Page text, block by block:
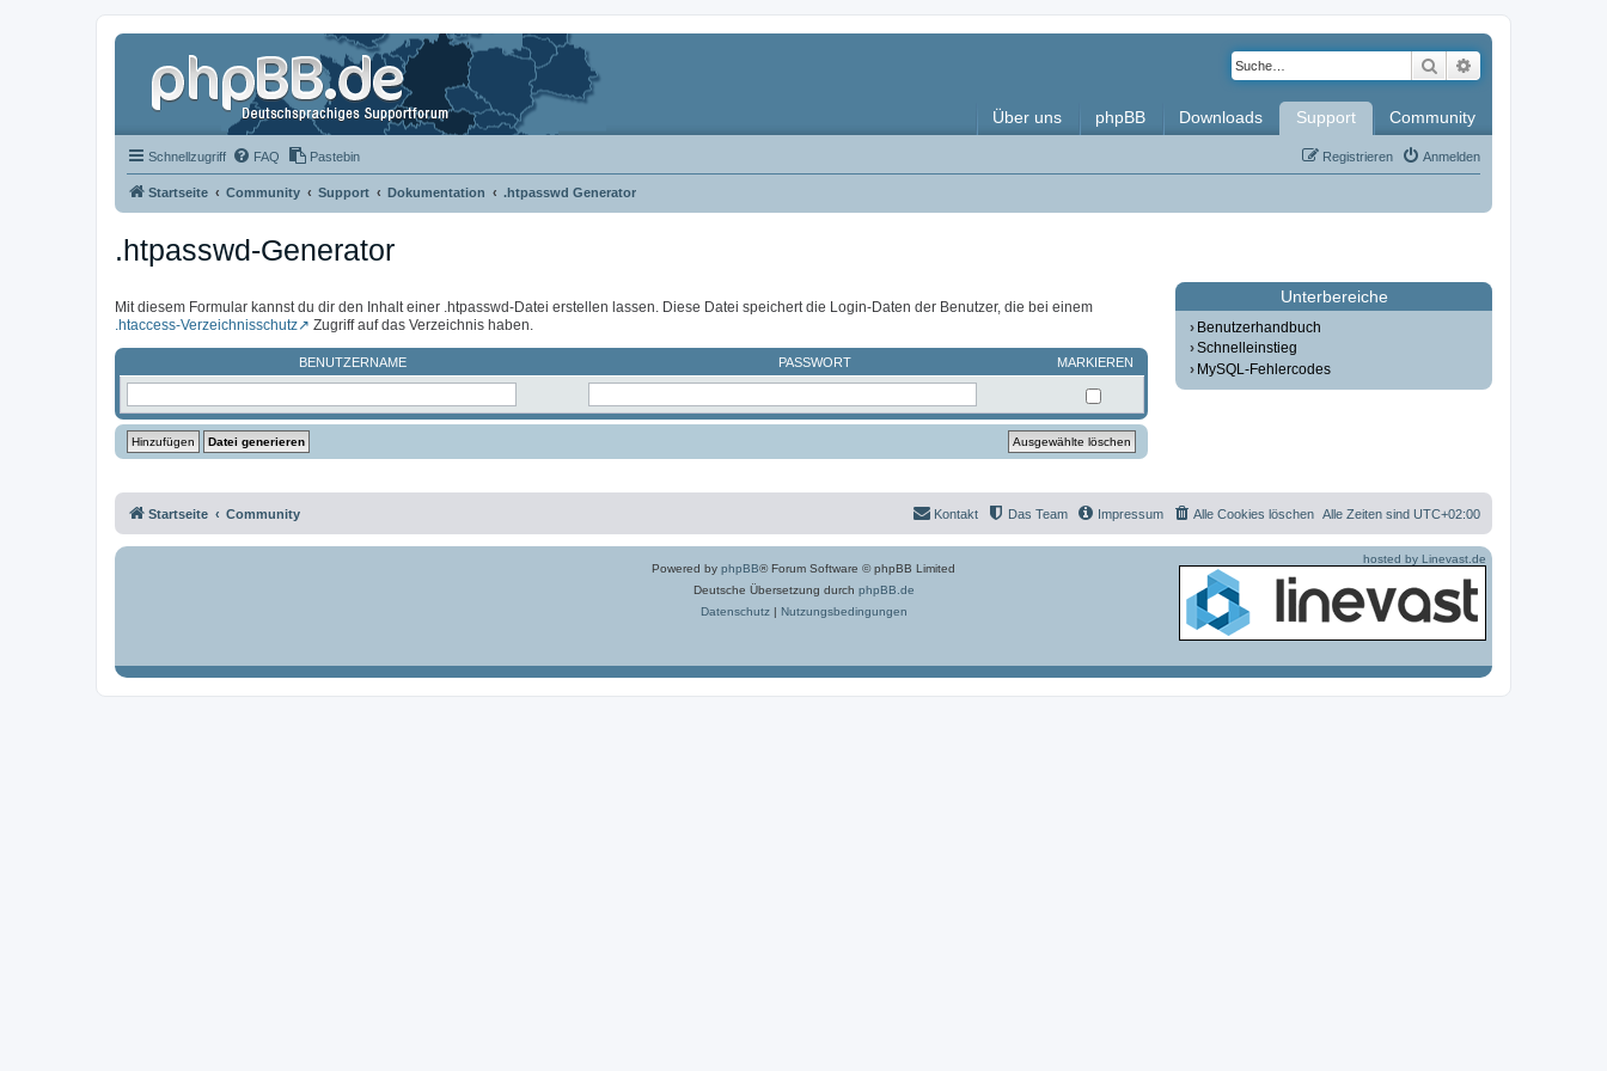
Suche
Über uns phpBB Downloads Support Community
Schnellzugriff FAQ Pastebin Anmelden
Registrieren
Startseite Community Support Dokumentation .htpasswd Generator
.htpasswd-Generator
Mit diesem Formular kannst du dir den Inhalt einer .htpasswd-Datei erstellen lassen. Diese Datei speichert die Login-Daten der Benutzer, die bei einem
.htaccess-Verzeichnisschutz
Zugriff auf das Verzeichnis haben.
BENUTZERNAME PASSWORT MARKIEREN
Unterbereiche
Benutzerhandbuch
Schnelleinstieg
MySQL-Fehlercodes
Startseite Community Alle Zeiten sind UTC+02:00
Alle Cookies löschen
Impressum
Das Team
Kontakt
Powered by phpBB® Forum Software © phpBB Limited
Deutsche Übersetzung durch phpBB.de
Datenschutz| Nutzungsbedingungen
hosted by Linevast.de